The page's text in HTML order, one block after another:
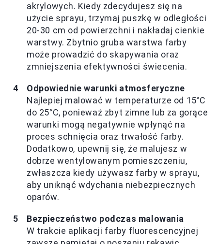
akrylowych. Kiedy zdecydujesz się na
użycie sprayu, trzymaj puszkę w odległości
20-30 cm od powierzchni i nakładaj cienkie
warstwy. Zbytnio gruba warstwa farby
może prowadzić do skapywania oraz
zmniejszenia efektywności świecenia.
Odpowiednie warunki atmosferyczne
Najlepiej malować w temperaturze od 15°C
do 25°C, ponieważ zbyt zimne lub za gorące
warunki mogą negatywnie wpłynąć na
proces schnięcia oraz trwałość farby.
Dodatkowo, upewnij się, że malujesz w
dobrze wentylowanym pomieszczeniu,
zwłaszcza kiedy używasz farby w sprayu,
aby uniknąć wdychania niebezpiecznych
oparów.
Bezpieczeństwo podczas malowania
W trakcie aplikacji farby fluorescencyjnej